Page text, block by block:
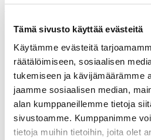
Tämä sivusto käyttää evästeitä
Käytämme evästeitä
räätälöimiseen, sosiaalisen
tukemiseen ja kävijämäärämme
jaamme sosiaalisen median,
alan kumppaneillemme tietoja
sivustoamme. Kumppanimme
tietoja muihin tietoihin, joita olet